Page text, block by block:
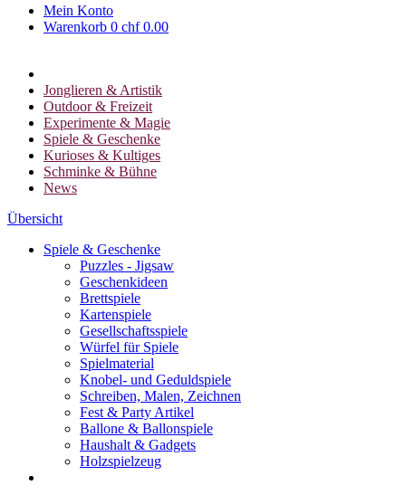
Mein Konto
Warenkorb 0 chf 0.00
Jonglieren & Artistik
Outdoor & Freizeit
Experimente & Magie
Spiele & Geschenke
Kurioses & Kultiges
Schminke & Bühne
News
Übersicht
Spiele & Geschenke
Puzzles - Jigsaw
Geschenkideen
Brettspiele
Kartenspiele
Gesellschaftsspiele
Würfel für Spiele
Spielmaterial
Knobel- und Geduldspiele
Schreiben, Malen, Zeichnen
Fest & Party Artikel
Ballone & Ballonspiele
Haushalt & Gadgets
Holzspielzeug